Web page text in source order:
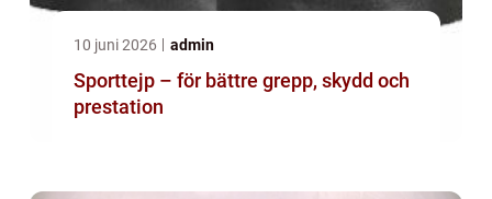
10 juni 2026 admin
Sporttejp – för bättre grepp, skydd och
prestation